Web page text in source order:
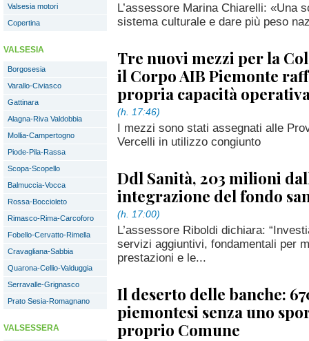
Valsesia motori
Copertina
VALSESIA
Borgosesia
Varallo-Civiasco
Gattinara
Alagna-Riva Valdobbia
Mollia-Campertogno
Piode-Pila-Rassa
Scopa-Scopello
Balmuccia-Vocca
Rossa-Boccioleto
Rimasco-Rima-Carcoforo
Fobello-Cervatto-Rimella
Cravagliana-Sabbia
Quarona-Cellio-Valduggia
Serravalle-Grignasco
Prato Sesia-Romagnano
VALSESSERA
L’assessore Marina Chiarelli: «Una
sistema culturale e dare più peso
Tre nuovi mezzi per la
il Corpo AIB Piemonte
propria capacità
(h. 17:46)
I mezzi sono stati assegnati alle
Vercelli in utilizzo congiunto
Ddl Sanità, 203 milioni
integrazione del fondo
(h. 17:00)
L’assessore Riboldi dichiara:
servizi aggiuntivi, fondamentali per
prestazioni e le...
Il deserto delle banche:
piemontesi senza uno
proprio Comune